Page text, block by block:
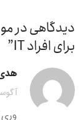
دیدگاهی در
برای افراد IT
”
آگوست 27, 2021